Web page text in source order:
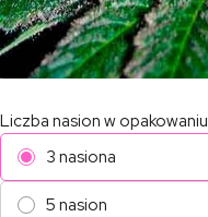
Liczba nasion w opakowaniu
3 nasiona
5 nasion